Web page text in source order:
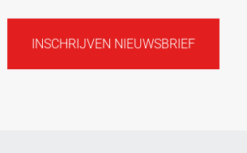
INSCHRIJVEN NIEUWSBRIEF